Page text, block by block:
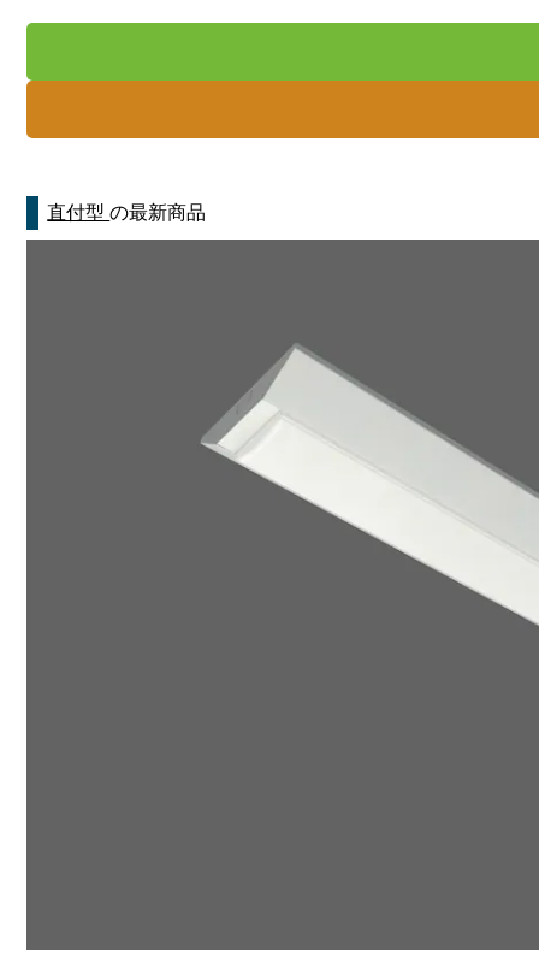
直付型の最新商品